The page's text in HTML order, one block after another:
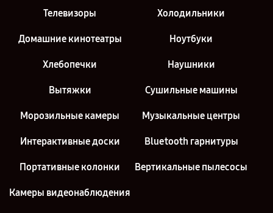
Телевизоры Холодильники
Домашние кинотеатры Ноутбуки
Хлебопечки Наушники
Вытяжки Сушильные машины
Морозильные камеры Музыкальные центры
Интерактивные доски Bluetooth гарнитуры
Портативные колонки Вертикальные пылесосы
Камеры видеонаблюдения